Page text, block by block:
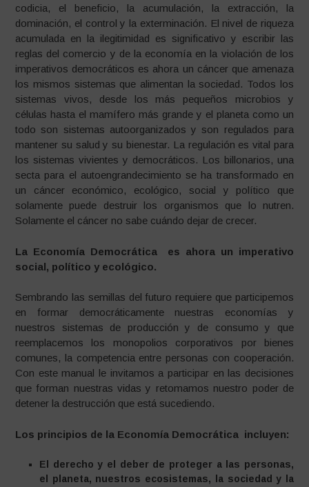
codicia, el beneficio, la acumulación, la extracción, la
dominación, el control y la exterminación. El nivel de riqueza
acumulada en la ilegitimidad es significativo y escribir las
reglas del comercio y de la economía en la violación de los
imperativos democráticos es ahora un cáncer que amenaza
los mismos sistemas que alimentan la sociedad. Todos los
sistemas vivos, desde los más pequeños microbios y
células hasta el mamífero más grande y el planeta como un
todo son sistemas autoorganizados y son regulados para
mantener su salud y su bienestar. La regulación es vital para
los sistemas vivientes y democráticos. Los billonarios, una
secta para el autoengrandecimiento se ha transformado en
un cáncer económico, ecológico, social y político que
solamente puede destruir los organismos que lo nutren.
Solamente el cáncer no sabe cuándo dejar de crecer.
La Economía Democrática es ahora un imperativo
social, político y ecológico.
Sembrando las semillas del futuro requiere que participemos
en formar democráticamente nuestras economías y
nuestros sistemas de producción y de consumo y que
reemplacemos los monopolios corporativos por bienes
comunes, la competencia entre personas con cooperación.
Con este manual le invitamos a participar en las decisiones
que forman nuestras vidas y retomamos nuestro poder de
detener la destrucción que está sucediendo.
Los principios de la Economía Democrática incluyen:
El derecho y el deber de proteger a las personas,
el planeta, nuestros ecosistemas, la sociedad y la